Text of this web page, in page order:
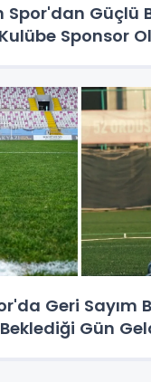
Spor'dan Güçlü
Sponsor
Geri Sayım
Gün